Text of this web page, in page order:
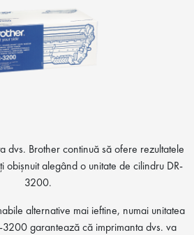
dvs. Brother continuă să ofere rezultatele
obișnuit alegând o unitate de cilindru DR-
3200.
alternative mai ieftine, numai unitatea
garantează că imprimanta dvs. va